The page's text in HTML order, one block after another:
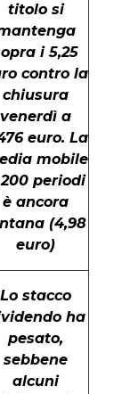
titolo si
i 5,25
contro la
chiusura
venerdì a
euro. La
mobile
periodi
è ancora
(4,98
euro)
Lo stacco
ha
pesato,
sebbene
alcuni